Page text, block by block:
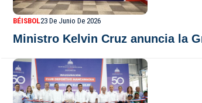
BÉISBOL23 De Junio De 2026
Ministro Kelvin Cruz anuncia la